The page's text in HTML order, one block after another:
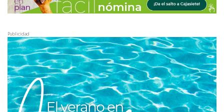
Publicidad